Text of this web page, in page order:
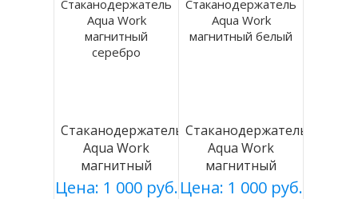
Стаканодержатель
Aqua Work
магнитный
серебро
Цена: 1 000 руб.
Стаканодержатель
Aqua Work
магнитный
белый
Цена: 1 000 руб.